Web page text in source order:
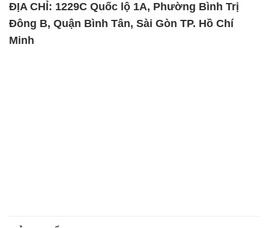
ĐỊA CHỈ: 1229C Quốc lộ 1A, Phường Bình Trị
Đông B, Quận Bình Tân, Sài Gòn TP. Hồ Chí
Minh